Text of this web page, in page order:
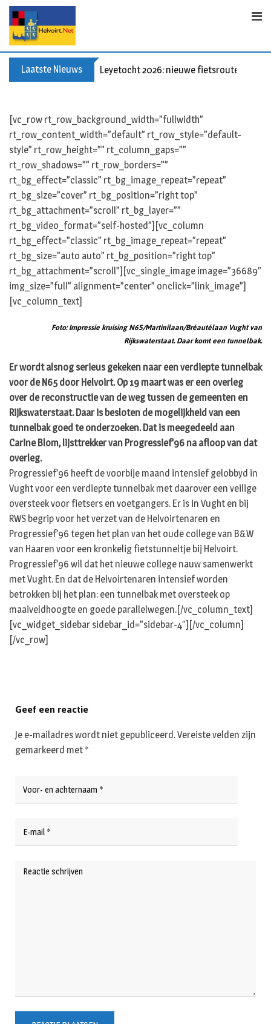
Skip
content
Laatste Nieuws Leyetocht 2026: nieuwe fietsroutes
[vc_row rt_row_background_width=”fullwidth”
rt_row_content_width=”default” rt_row_style=”default-
style” rt_row_height=”” rt_column_gaps=””
rt_row_shadows=”” rt_row_borders=””
rt_bg_effect=”classic” rt_bg_image_repeat=”repeat”
rt_bg_size=”cover” rt_bg_position=”right top”
rt_bg_attachment=”scroll” rt_bg_layer=””
rt_bg_video_format=”self-hosted”][vc_column
rt_bg_effect=”classic” rt_bg_image_repeat=”repeat”
rt_bg_size=”auto auto” rt_bg_position=”right top”
rt_bg_attachment=”scroll”][vc_single_image image=”36689″
img_size=”full” alignment=”center” onclick=”link_image”]
[vc_column_text]
Foto: Impressie kruising N65/Martinilaan/Bréautélaan Vught van
Rijkswaterstaat. Daar komt een tunnelbak.
Er wordt alsnog serieus gekeken naar een verdiepte tunnelbak
voor de N65 door Helvoirt. Op 19 maart was er een overleg
over de reconstructie van de weg tussen de gemeenten en
Rijkswaterstaat. Daar is besloten de mogelijkheid van een
tunnelbak goed te onderzoeken. Dat is meegedeeld aan
Carine Blom, lijsttrekker van Progressief’96 na afloop van dat
overleg.
Progressief’96 heeft de voorbije maand intensief gelobbyd in
Vught voor een verdiepte tunnelbak met daarover een veilige
oversteek voor fietsers en voetgangers. Er is in Vught en bij
RWS begrip voor het verzet van de Helvoirtenaren en
Progressief’96 tegen het plan van het oude college van B&W
van Haaren voor een kronkelig fietstunneltje bij Helvoirt.
Progressief’96 wil dat het nieuwe college nauw samenwerkt
met Vught. En dat de Helvoirtenaren intensief worden
betrokken bij het plan: een tunnelbak met oversteek op
maaiveldhoogte en goede parallelwegen.[/vc_column_text]
[vc_widget_sidebar sidebar_id=”sidebar-4″][/vc_column]
[/vc_row]
Geef een reactie
Je e-mailadres wordt niet gepubliceerd.Vereiste velden zijn
gemarkeerd met *